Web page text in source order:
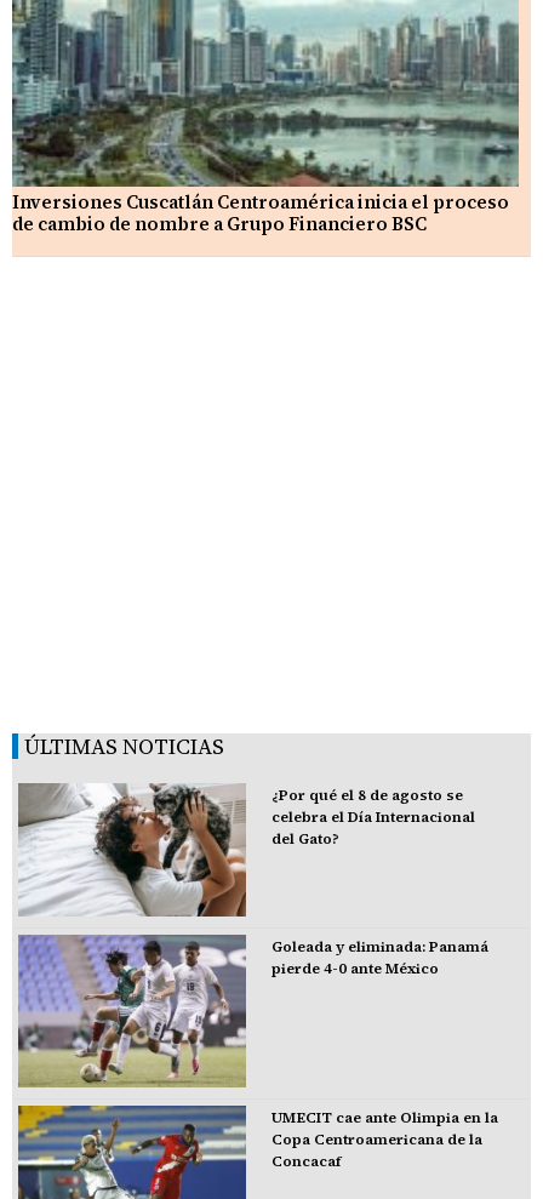
Inversiones Cuscatlán Centroamérica inicia el proceso
de cambio de nombre a Grupo Financiero BSC
ÚLTIMAS NOTICIAS
¿Por qué el 8 de agosto se
celebra el Día Internacional
del Gato?
Goleada y eliminada: Panamá
pierde 4-0 ante México
UMECIT cae ante Olimpia en la
Copa Centroamericana de la
Concacaf